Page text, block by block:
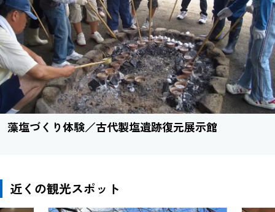
藻塩づくり体験／古代製塩遺跡復元展示館
近くの観光スポット